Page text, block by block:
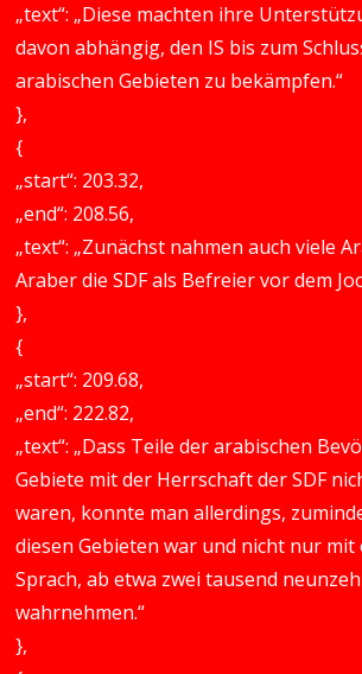
„text“: „Diese machten ihre
davon abhängig, den IS bis zum
arabischen Gebieten zu bekämpfen.“
},
{
„start“: 203.32,
„end“: 208.56,
„text“: „Zunächst nahmen auch viele
Araber die SDF als Befreier vor dem
},
{
„start“: 209.68,
„end“: 222.82,
„text“: „Dass Teile der arabischen
Gebiete mit der Herrschaft der SDF
waren, konnte man allerdings,
diesen Gebieten war und nicht nur mit
Sprach, ab etwa zwei tausend
wahrnehmen.“
},